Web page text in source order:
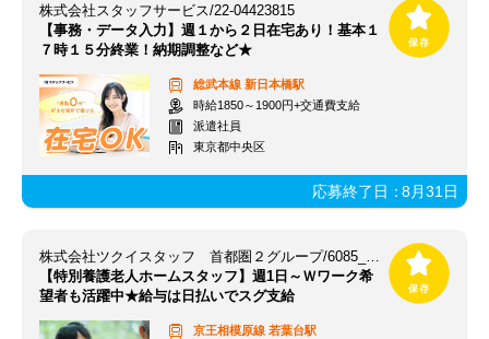
株式会社スタッフサービス/22-04423815
【事務・データ入力】週１から２日在宅あり！基本１
７時１５分終業！納期調整など★
総武本線 新日本橋駅
時給1850～1900円+交通費支給
派遣社員
東京都中央区
応募終了日：8月31日
【特別養護老人ホームスタッフ】週1日～Ｗワーク希
望者も活躍中★給与は日払いでスグ支給
京王相模原線 若葉台駅